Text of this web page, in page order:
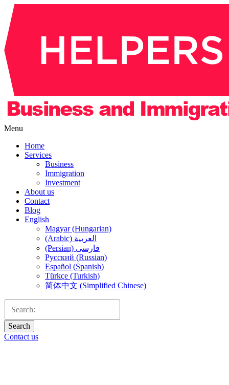
Menu
Home
Services
Business
Immigration
Investment
About us
Contact
Blog
English
Magyar (Hungarian)
(Arabic) العربية
(Persian) فارسی
Русский (Russian)
Español (Spanish)
Türkçe (Turkish)
简体中文 (Simplified Chinese)
Search
Contact us